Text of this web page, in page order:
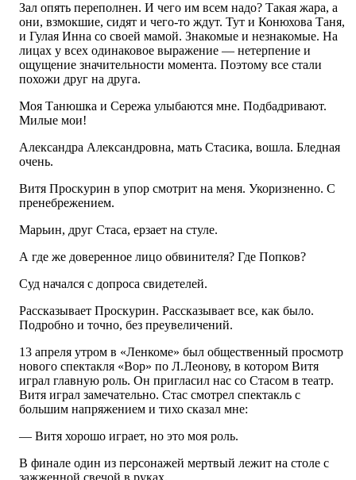
Зал опять переполнен. И чего им всем надо? Такая жара, а
они, взмокшие, сидят и чего-то ждут. Тут и Конюхова Таня,
и Гулая Инна со своей мамой. Знакомые и незнакомые. На
лицах у всех одинаковое выражение — нетерпение и
ощущение значительности момента. Поэтому все стали
похожи друг на друга.
Моя Танюшка и Сережа улыбаются мне. Подбадривают.
Милые мои!
Александра Александровна, мать Стасика, вошла. Бледная
очень.
Витя Проскурин в упор смотрит на меня. Укоризненно. С
пренебрежением.
Марьин, друг Стаса, ерзает на стуле.
А где же доверенное лицо обвинителя? Где Попков?
Суд начался с допроса свидетелей.
Рассказывает Проскурин. Рассказывает все, как было.
Подробно и точно, без преувеличений.
13 апреля утром в «Ленкоме» был общественный просмотр
нового спектакля «Вор» по Л.Леонову, в котором Витя
играл главную роль. Он пригласил нас со Стасом в театр.
Витя играл замечательно. Стас смотрел спектакль с
большим напряжением и тихо сказал мне:
— Витя хорошо играет, но это моя роль.
В финале один из персонажей мертвый лежит на столе с